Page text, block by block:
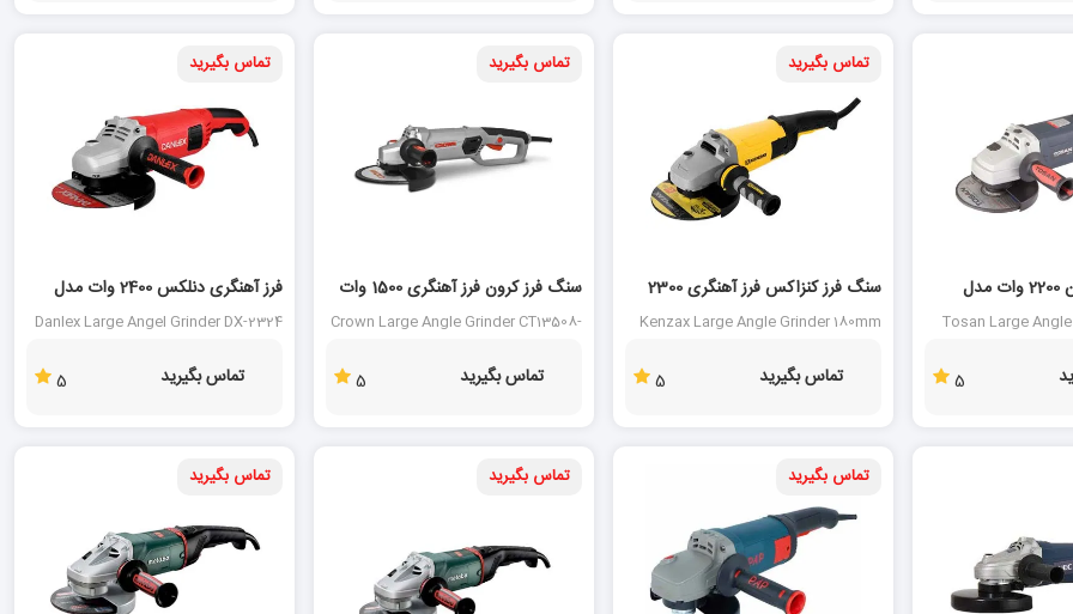
فرز آهنگری توسن 2200 وات مدل
Tosan Large
5
تماس بگیرید
سنگ فرز کنزاکس فرز آهنگری 2300
وات مدل KAG-3183
Kenzax Large Angle Grinder 180mm
تماس بگیرید 5
تماس بگیرید
سنگ فرز کرون فرز آهنگری 1500 وات
مدل CT13508-180DN
Crown Large Angle Grinder CT13508-
تماس بگیرید 5
تماس بگیرید
فرز آهنگری دنلکس 2400 وات مدل
DX-2324
Danlex Large Angel Grinder DX-2324
تماس بگیرید 5
تماس بگیرید تماس بگیرید تماس بگیرید